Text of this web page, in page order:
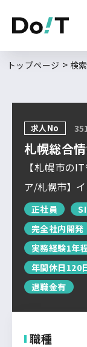
DoITに
サービス概要
運営会社に
企業担当者の
お問い合わせ
求人を探す
新着求人一覧
勤務地
言語
フルリモー
北海道
東北
関東
北信越
東海
関西
中国・四国
九州・沖縄
トップページ 検
求人No
札幌総合
【札幌市の
ア/札幌市】
正社員
完全社内開発
実務経験1年
年間休日120
退職金有
職種